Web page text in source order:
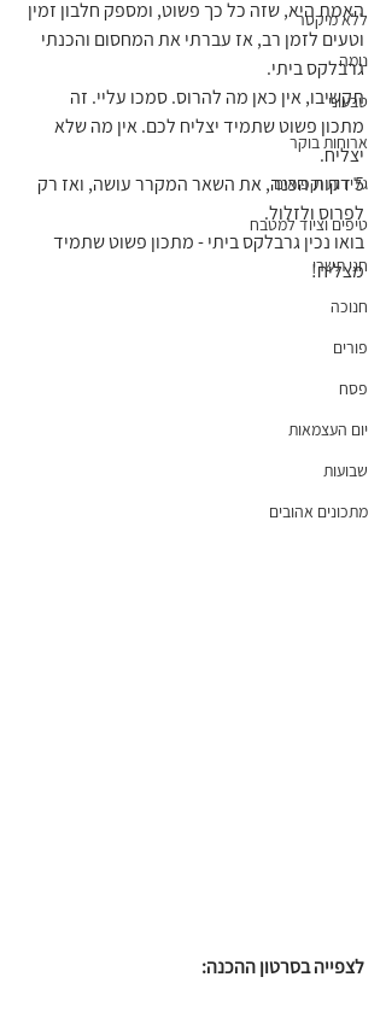
ללא מיקסר
נומה
טבעוני
ארוחות בוקר
גלידות וקפואים
טיפים וציוד למטבח
חגי תשרי
חנוכה
פורים
פסח
יום העצמאות
שבועות
מתכונים אהובים
האמת היא, שזה כל כך פשוט, ומספק חלבון זמין
וטעים לזמן רב, אז עברתי את המחסום והכנתי
גרבלקס ביתי.
תקשיבו, אין כאן מה להרוס. סמכו עליי. זה
מתכון פשוט שתמיד יצליח לכם. אין מה שלא
יצליח.
5 דקות הכנה, את השאר המקרר עושה, ואז רק
לפרוס ולזלול.
בואו נכין גרבלקס ביתי - מתכון פשוט שתמיד
מצליח!
לצפייה בסרטון ההכנה: